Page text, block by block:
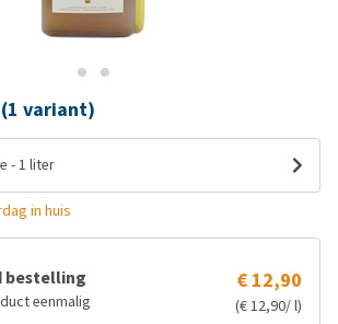
variant)
- 1 liter
in huis
bestelling
eenmalig
€ 12,90
(€ 12,90/ l)